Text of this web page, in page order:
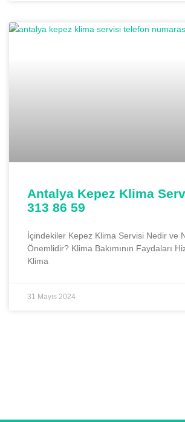
Antalya Kepez Klima
313 86 59
İçindekiler Kepez Klima Servisi Nedir ve
Önemlidir? Klima Bakımının Faydaları
Klima
31 Mayıs 2024